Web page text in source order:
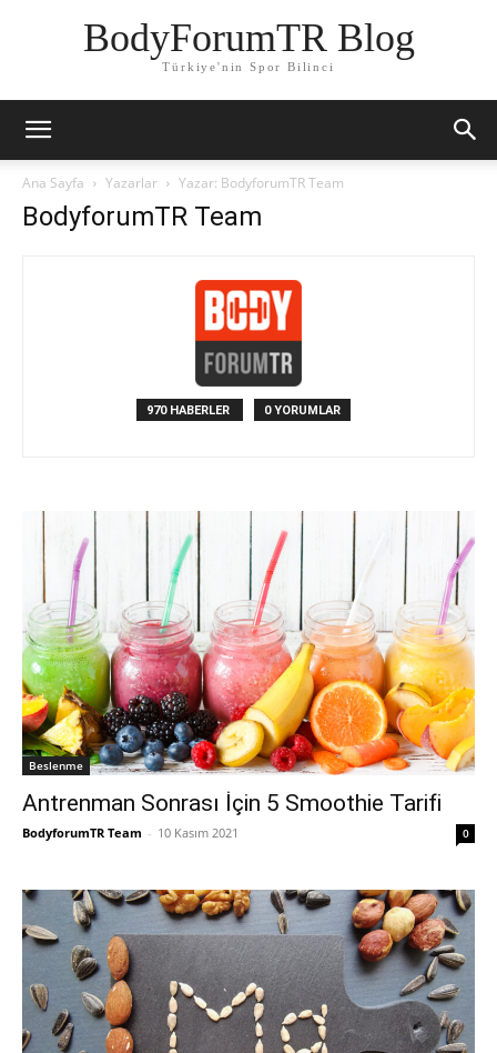
BodyForumTR Blog
Türkiye'nin Spor Bilinci
Ana Sayfa Yazarlar Yazar: BodyforumTR Team
BodyforumTR Team
970 HABERLER 0 YORUMLAR
Beslenme
Antrenman Sonrası İçin 5 Smoothie Tarifi
BodyforumTR Team - 10 Kasım 2021 0